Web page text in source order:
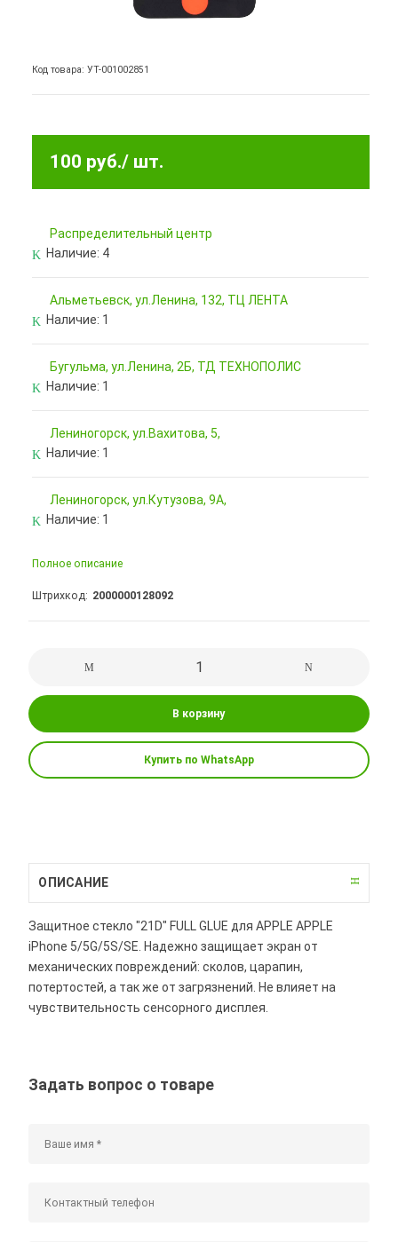
Код товара: УТ-001002851
100 руб./ шт.
Pаспределительный центр
Наличие: 4
Альметьевск, ул.Ленина, 132, ТЦ ЛЕНТА
Наличие: 1
Бугульма, ул.Ленина, 2Б, ТД ТЕХНОПОЛИС
Наличие: 1
Лениногорск, ул.Вахитова, 5,
Наличие: 1
Лениногорск, ул.Кутузова, 9А,
Наличие: 1
Полное описание
Штрихкод 2000000128092
В корзину
Купить по WhatsApp
ОПИСАНИЕ
Защитное стекло "21D" FULL GLUE для APPLE APPLE
iPhone 5/5G/5S/SE. Надежно защищает экран от
механических повреждений: сколов, царапин,
потертостей, а так же от загрязнений. Не влияет на
чувствительность сенсорного дисплея.
Задать вопрос о товаре